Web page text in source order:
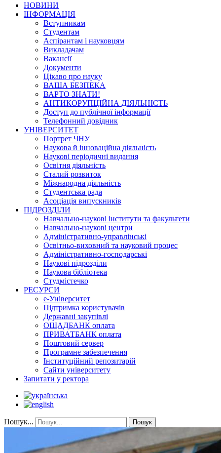
НОВИНИ
ІНФОРМАЦІЯ
Вступникам
Студентам
Аспірантам і науковцям
Викладачам
Вакансії
Документи
Цікаво про науку
ВАША БЕЗПЕКА
ВАРТО ЗНАТИ!
АНТИКОРУПЦІЙНА ДІЯЛЬНІСТЬ
Доступ до публічної інформації
Телефонний довідник
УНІВЕРСИТЕТ
Портрет ЧНУ
Наукова й інноваційна діяльність
Наукові періодичні видання
Освітня діяльність
Сталий розвиток
Міжнародна діяльність
Студентська рада
Асоціація випускників
ПІДРОЗДІЛИ
Навчально-наукові інститути та факультети
Навчально-наукові центри
Адміністративно-управлінські
Освітньо-виховний та науковий процес
Адміністративно-господарські
Наукові підрозділи
Наукова бібліотека
Студмістечко
РЕСУРСИ
е-Університет
Підтримка користувачів
Державні закупівлі
ОЩАДБАНК оплата
ПРИВАТБАНК оплата
Поштовий сервер
Програмне забезпечення
Інституційний репозитарій
Сайти університету
Запитати у ректора
Пошук... Пошук